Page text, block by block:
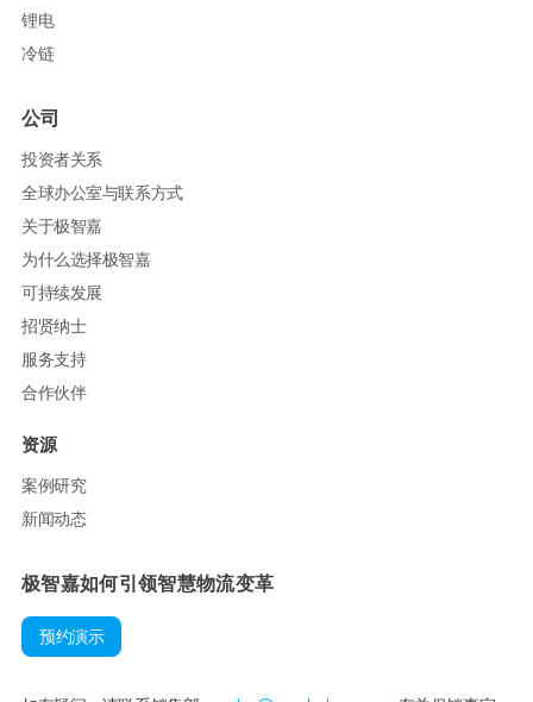
锂电
冷链
公司
投资者关系
全球办公室与联系方式
关于极智嘉
为什么选择极智嘉
可持续发展
招贤纳士
服务支持
合作伙伴
资源
案例研究
新闻动态
极智嘉如何引领智慧物流变革
预约演示